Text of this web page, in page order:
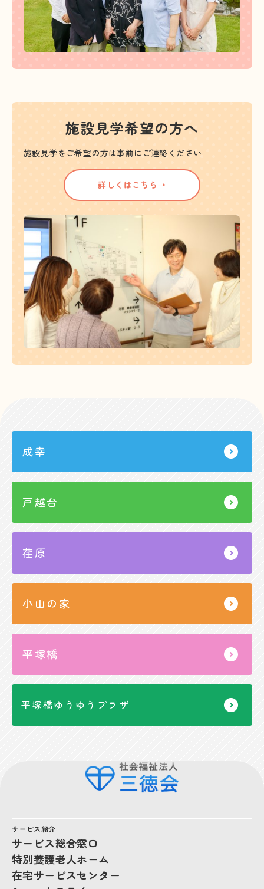
施設見学希望の方へ
施設見学をご希望の方は事前にご連絡ください
詳しくはこちら→
成幸
戸越台
荏原
小山の家
平塚橋
平塚橋ゆうゆうプラザ
サービス紹介
サービス総合窓口
特別養護老人ホーム
在宅サービスセンター